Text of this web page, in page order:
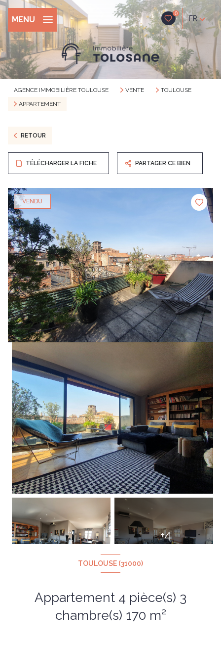
0
FR
MENU
AGENCE IMMOBILIÈRE TOULOUSE VENTE
TOULOUSE
APPARTEMENT
RETOUR
TÉLÉCHARGER LA FICHE PARTAGER CE BIEN
VENDU
+4
TOULOUSE (31000)
Appartement 4 pièce(s) 3
chambre(s) 170 m²